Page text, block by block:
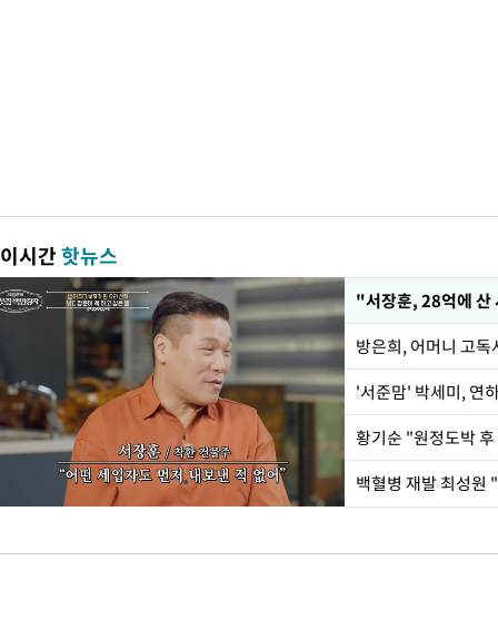
이시간핫뉴스
"서장훈, 28억에 산
방은희, 어머니 고
'서준맘' 박세미, 연
황기순 "원정도박
백혈병 재발 최성원